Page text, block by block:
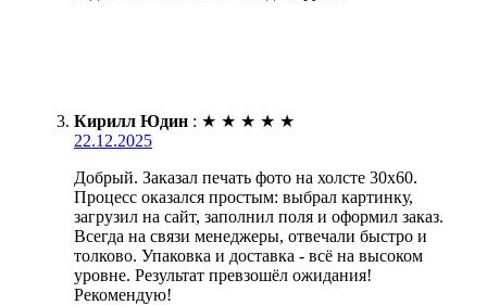
Кирилл Юдин : ★ ★ ★ ★ ★
22.12.2025
Добрый. Заказал печать фото на холсте 30х60.
Процесс оказался простым: выбрал картинку,
загрузил на сайт, заполнил поля и оформил заказ.
Всегда на связи менеджеры, отвечали быстро и
толково. Упаковка и доставка - всё на высоком
уровне. Результат превзошёл ожидания!
Рекомендую!